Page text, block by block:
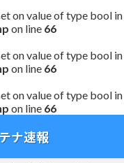
on value of type bool in
on line 66
on value of type bool in
on line 66
on value of type bool in
on line 66
ナ速報